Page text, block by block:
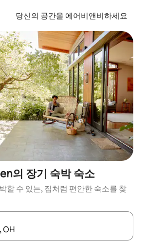
당신의 공간을 에어비앤비하세요
의 장기 숙박 숙소
할 수 있는, 집처럼 편안한 숙소를 찾
래 화살표 키를 사용하거나 터치 또는 스와이